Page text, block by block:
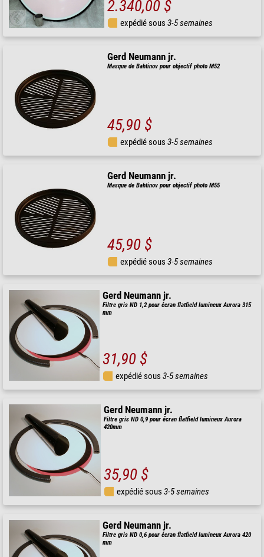
2.340,00 $
expédié sous3-5 semaines
Gerd Neumann jr.
Masque de Bahtinov pour objectif photo M52
45,90 $
expédié sous3-5 semaines
Gerd Neumann jr.
Masque de Bahtinov pour objectif photo M55
45,90 $
expédié sous3-5 semaines
Gerd Neumann jr.
Filtre gris ND 1,2 pour écran flatfield lumineux Aurora 315
mm
31,90 $
expédié sous3-5 semaines
Gerd Neumann jr.
Filtre gris ND 0,9 pour écran flatfield lumineux Aurora
420mm
35,90 $
expédié sous 3-5 semaines
Gerd Neumann jr.
Filtre gris ND 0,6 pour écran flatfield lumineux Aurora 420
mm